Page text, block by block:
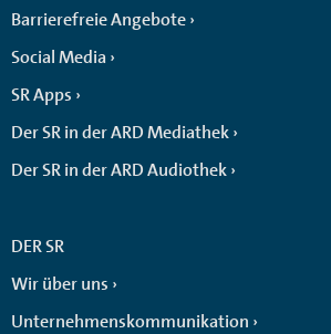
Barrierefreie Angebote
Social Media
SR Apps
Der SR in der ARD Mediathek
Der SR in der ARD Audiothek
DER SR
Wir über uns
Unternehmenskommunikation